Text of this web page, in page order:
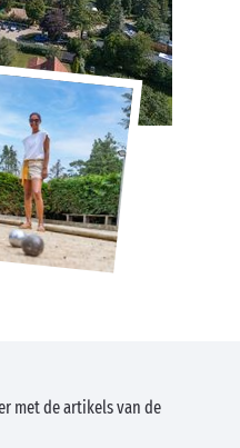
met de artikels van de